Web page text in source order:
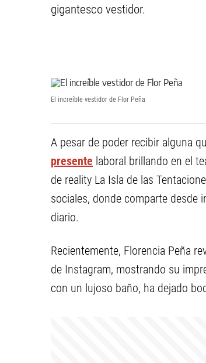
gigantesco vestidor.
El increíble vestidor de Flor Peña
A pesar de poder recibir alguna
presente laboral brillando en el
de reality La Isla de las
sociales, donde comparte desde
diario.
Recientemente, Florencia Peña
de Instagram, mostrando su
con un lujoso baño, ha dejado